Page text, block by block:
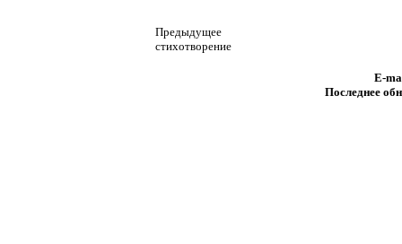
Предыдущее
стихотворение
E-
Последнее